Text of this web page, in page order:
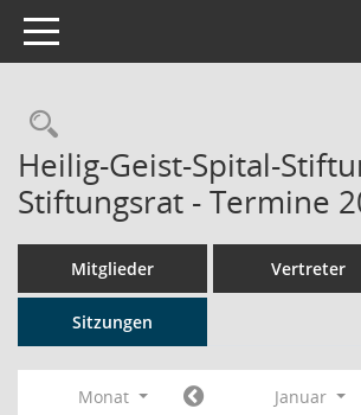
Toggle navigation
Rechercheauswahl
Heilig-Geist-Spital-
Stiftungsrat - Termine
Mitglieder Vertreter
Sitzungen
Monat
Januar